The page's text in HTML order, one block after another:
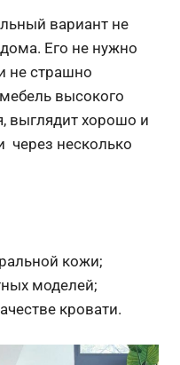
вариант не
Его не нужно
не страшно
высокого
выглядит хорошо и
через несколько
кожи;
моделей;
кровати.